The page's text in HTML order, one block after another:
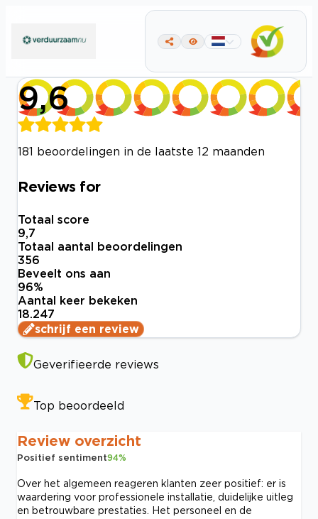
9,6
181 beoordelingen in de laatste 12 maanden
Reviews for
Totaal score
9,7
Totaal aantal beoordelingen
356
Beveelt ons aan
96%
Aantal keer bekeken
18.247
schrijf een review
Geverifieerde reviews
Top beoordeeld
Review overzicht
Positief sentiment94%
Over het algemeen reageren klanten zeer positief: er is
waardering voor professionele installatie, duidelijke uitleg
en betrouwbare prestaties. Het personeel en de